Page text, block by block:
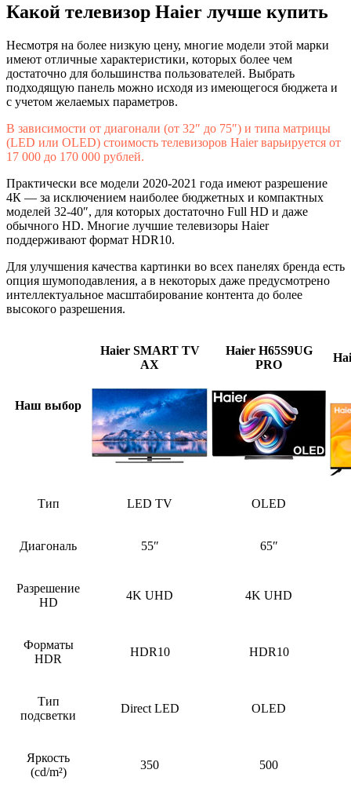
Какой телевизор Haier лучше купить
Несмотря на более низкую цену, многие модели этой марки
имеют отличные характеристики, которых более чем
достаточно для большинства пользователей. Выбрать
подходящую панель можно исходя из имеющегося бюджета и
с учетом желаемых параметров.
В зависимости от диагонали (от 32″ до 75″) и типа матрицы
(LED или OLED) стоимость телевизоров Haier варьируется от
17 000 до 170 000 рублей.
Практически все модели 2020-2021 года имеют разрешение
4К — за исключением наиболее бюджетных и компактных
моделей 32-40″, для которых достаточно Full HD и даже
обычного HD. Многие лучшие телевизоры Haier
поддерживают формат HDR10.
Для улучшения качества картинки во всех панелях бренда есть
опция шумоподавления, а в некоторых даже предусмотрено
интеллектуальное масштабирование контента до более
высокого разрешения.
Наш выбор
Haier SMART TV
AX
Haier H65S9UG
PRO
Тип LED TV OLED
Диагональ 55″ 65″
Разрешение
HD
4K UHD 4K UHD
Форматы
HDR
HDR10 HDR10
Тип
подсветки
Direct LED OLED
Яркость
(cd/m²)
350 500